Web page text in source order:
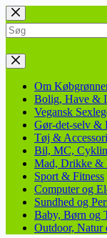
Fortsæt
til
indhold
Ingen
resultater
Om
Bolig, Have &
Vegansk
Gør-det-selv &
Tøj &
Bil, MC,
Mad, Drikke &
Sport & Fitness
Computer og
Sundhed og
Baby, Børn og
Outdoor, Natur